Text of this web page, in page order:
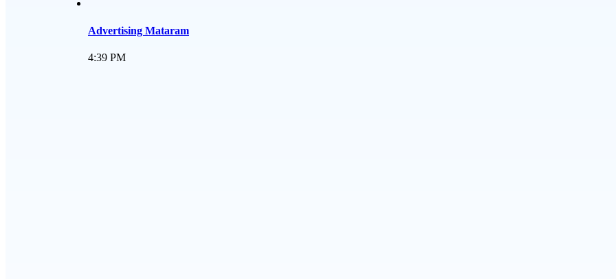
Advertising Mataram
4:39 PM